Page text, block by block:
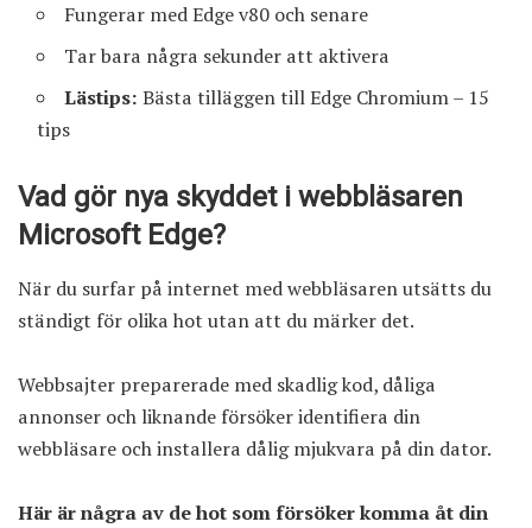
Fungerar med Edge v80 och senare
Tar bara några sekunder att aktivera
Lästips: Bästa tilläggen till Edge Chromium – 15
tips
Vad gör nya skyddet i webbläsaren
Microsoft Edge?
När du surfar på internet med webbläsaren utsätts du
ständigt för olika hot utan att du märker det.
Webbsajter preparerade med skadlig kod, dåliga
annonser och liknande försöker identifiera din
webbläsare och installera dålig mjukvara på din dator.
Här är några av de hot som försöker komma åt din